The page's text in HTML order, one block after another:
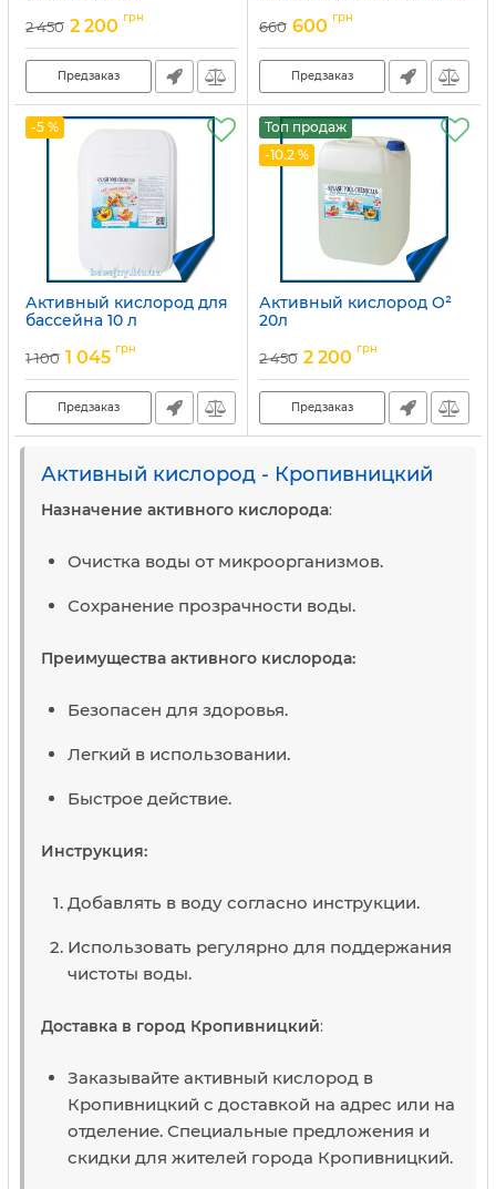
2 450 2 200 грн
Предзаказ
660 600 грн
Предзаказ
-5 %
Активный кислород для
бассейна 10 л
1 100 1 045 грн
Предзаказ
Топ продаж
-10.2 %
Активный кислород O²
20л
2 450 2 200 грн
Предзаказ
Активный кислород - Кропивницкий
Назначение активного кислорода:
Очистка воды от микроорганизмов.
Сохранение прозрачности воды.
Преимущества активного кислорода:
Безопасен для здоровья.
Легкий в использовании.
Быстрое действие.
Инструкция:
Добавлять в воду согласно инструкции.
Использовать регулярно для поддержания
чистоты воды.
Доставка в город Кропивницкий:
Заказывайте активный кислород в
Кропивницкий с доставкой на адрес или на
отделение. Специальные предложения и
скидки для жителей города Кропивницкий.